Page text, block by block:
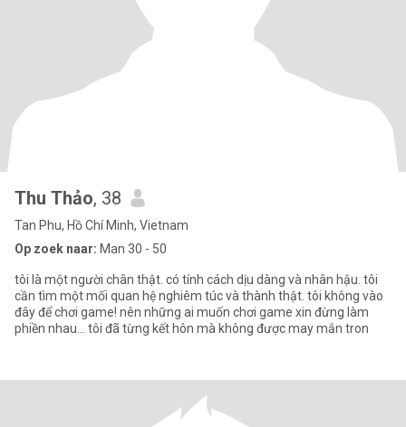
Thu Thảo, 38
Tan Phu, Hồ Chí Minh, Vietnam
Op zoek naar: Man 30 - 50
tôi là một người chân thật. có tính cách dịu dàng và nhân hậu. tôi
cần tìm một mối quan hệ nghiêm túc và thành thật. tôi không vào
đây để chơi game! nên những ai muốn chơi game xin đừng làm
phiền nhau... tôi đã từng kết hôn mà không được may mắn tron